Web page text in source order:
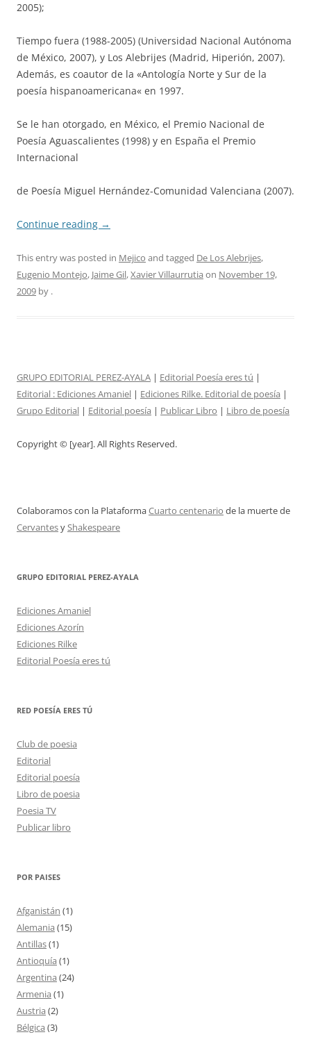
2005);
Tiempo fuera (1988-2005) (Universidad Nacional Autónoma
de México, 2007), y Los Alebrijes (Madrid, Hiperión, 2007).
Además, es coautor de la «Antología Norte y Sur de la
poesía hispanoamericana« en 1997.
Se le han otorgado, en México, el Premio Nacional de
Poesía Aguascalientes (1998) y en España el Premio
Internacional
de Poesía Miguel Hernández-Comunidad Valenciana (2007).
Continue reading →
This entry was posted in Mejico and tagged De Los Alebrijes,
Eugenio Montejo, Jaime Gil,Xavier Villaurrutia on November 19,
2009 by .
GRUPO EDITORIAL PEREZ-AYALA | Editorial Poesía eres tú |
Editorial : Ediciones Amaniel | Ediciones Rilke. Editorial de poesía |
Grupo Editorial | Editorial poesía | Publicar Libro | Libro de poesía
Copyright © [year]. All Rights Reserved.
Colaboramos con la PlataformaCuarto centenario de la muerte de
CervantesyShakespeare
GRUPO EDITORIAL PEREZ-AYALA
Ediciones Amaniel
Ediciones Azorín
Ediciones Rilke
Editorial Poesía eres tú
RED POESÍA ERES TÚ
Club de poesia
Editorial
Editorial poesía
Libro de poesia
Poesia TV
Publicar libro
POR PAISES
Afganistán (1)
Alemania (15)
Antillas(1)
Antioquía (1)
Argentina (24)
Armenia (1)
Austria (2)
Bélgica (3)